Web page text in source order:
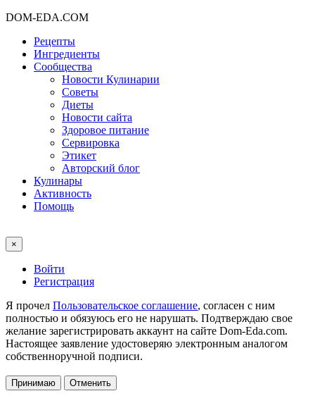
DOM-EDA.COM
Рецепты
Ингредиенты
Сообщества
Новости Кулинарии
Советы
Диеты
Новости сайта
Здоровое питание
Сервировка
Этикет
Авторский блог
Кулинары
Активность
Помощь
×
Войти
Регистрация
Я прочел Пользовательское соглашение, согласен с ним
полностью и обязуюсь его не нарушать. Подтверждаю свое
желание зарегистрировать аккаунт на сайте Dom-Eda.com.
Настоящее заявление удостоверяю электронным аналогом
собственноручной подписи.
Принимаю Отменить